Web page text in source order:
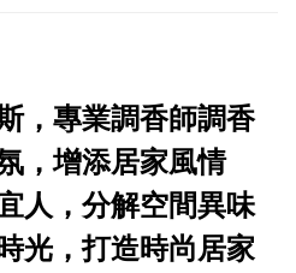
，專業調香師調香
，增添居家風情
人，分解空間異味
光，打造時尚居家